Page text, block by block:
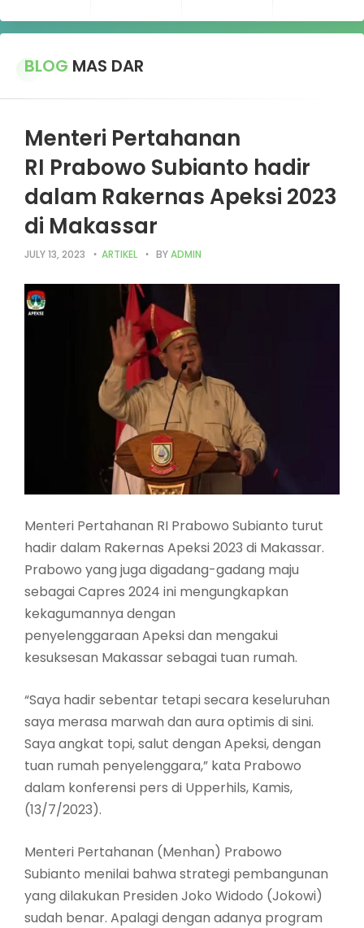
BLOG MAS DAR
Menteri Pertahanan
RI Prabowo Subianto hadir
dalam Rakernas Apeksi 2023
di Makassar
JULY 13, 2023 ARTIKEL BYADMIN
Menteri Pertahanan RI Prabowo Subianto turut
hadir dalam Rakernas Apeksi 2023 di Makassar.
Prabowo yang juga digadang-gadang maju
sebagai Capres 2024 ini mengungkapkan
kekagumannya dengan
penyelenggaraan Apeksi dan mengakui
kesuksesan Makassar sebagai tuan rumah.
“Saya hadir sebentar tetapi secara keseluruhan
saya merasa marwah dan aura optimis di sini.
Saya angkat topi, salut dengan Apeksi, dengan
tuan rumah penyelenggara,” kata Prabowo
dalam konferensi pers di Upperhils, Kamis,
(13/7/2023).
Menteri Pertahanan (Menhan) Prabowo
Subianto menilai bahwa strategi pembangunan
yang dilakukan Presiden Joko Widodo (Jokowi)
sudah benar. Apalagi dengan adanya program